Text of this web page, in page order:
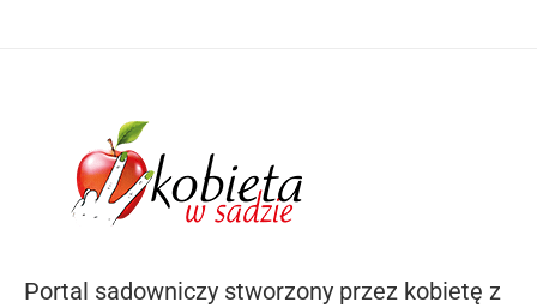
Portal sadowniczy stworzony przez kobietę z